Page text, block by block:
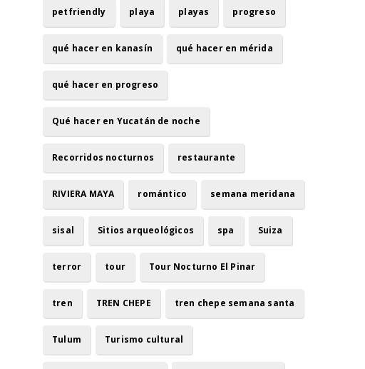
petfriendly playa playas progreso
qué hacer en kanasín qué hacer en mérida
qué hacer en progreso
Qué hacer en Yucatán de noche
Recorridos nocturnos restaurante
RIVIERA MAYA romántico semana meridana
sisal Sitios arqueológicos spa Suiza
terror tour Tour Nocturno El Pinar
tren TREN CHEPE tren chepe semana santa
Tulum Turismo cultural